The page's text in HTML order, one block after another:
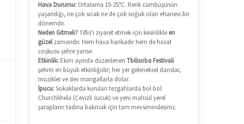
Hava Durumu: Ortalama 15-25°C. Renk cümbüşünün
yaşandığı, ne çok sıcak ne de çok soğuk olan efsanevi bir
dönemdir.
Neden Gitmeli?Tiflis'i ziyaret etmek için kesinlikle en
güzel zamandır. Hem hava harikadır hem de hasat
coşkusu şehre yansır.
Etkinlik: Ekim ayında düzenlenen Tbilisoba Festivali
şehrin en büyük etkinliğidir; her yer geleneksel danslar,
müzikler ve dev mangallarla dolar.
İpucu:Sokaklarda kurulan tezgahlarda bol bol
Churchkhela (Cevizli sucuk) ve yeni mahsul yerel
şarapların tadına bakmak için tam mevsimindesiniz.